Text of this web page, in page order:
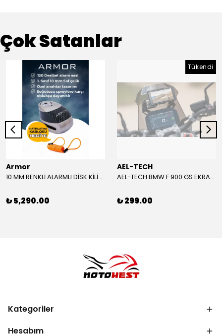
Çok Satanlar
Armor
10 MM RENKLİ ALARMLI DİSK KİLİDİ YENİ VERSİYON
₺ 5,290.00
Tükendi
AEL-TECH
AEL-TECH BMW F 900 GS EKRAN/GÖSTERGE KORUYUCU 2024-2025
₺ 299.00
Kategoriler
Hesabım